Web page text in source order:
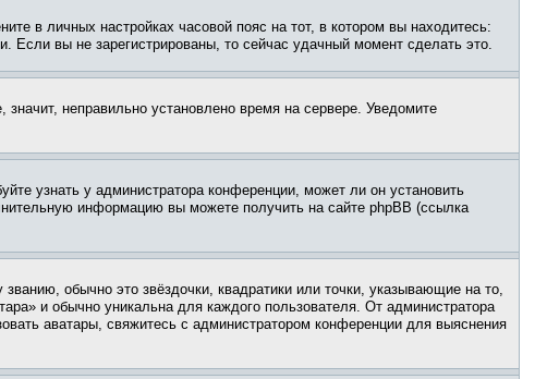
в личных настройках часовой пояс на тот, в котором вы находитесь:
Если вы не зарегистрированы, то сейчас удачный момент сделать это.
неправильно установлено время на сервере. Уведомите
узнать у администратора конференции, может ли он установить
информацию вы можете получить на сайте phpBB (ссылка
обычно это звёздочки, квадратики или точки, указывающие на то,
и обычно уникальна для каждого пользователя. От администратора
аватары, свяжитесь с администратором конференции для выяснения